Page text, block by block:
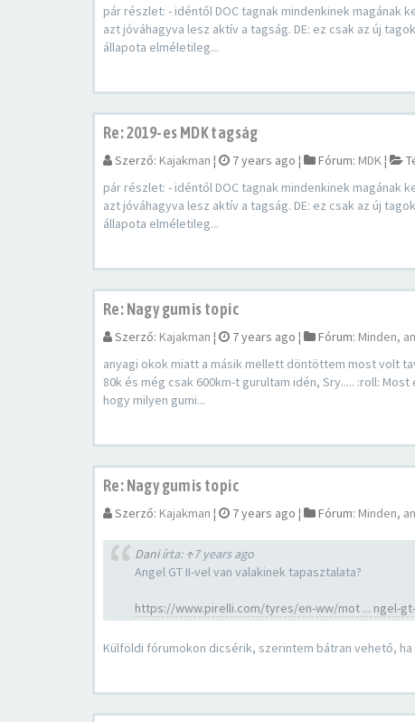
pár részlet: - idéntől DOC tagnak mindenkinek
azt jóváhagyva lesz aktív a tagság. DE: ez csak az új
állapota elméletileg...
Re: 2019-es MDK tagság
Szerző: Kajakman ¦ 7 years ago ¦ Fórum: MDK¦
pár részlet: - idéntől DOC tagnak mindenkinek
azt jóváhagyva lesz aktív a tagság. DE: ez csak az új
állapota elméletileg...
Re: Nagy gumis topic
Szerző: Kajakman ¦ 7 years ago ¦ Fórum: Minden,
anyagi okok miatt a másik mellett döntöttem most volt
80k és még csak 600km-t gurultam idén, Sry..... :roll:
hogy milyen gumi...
Re: Nagy gumis topic
Szerző: Kajakman ¦ 7 years ago ¦ Fórum: Minden,
Daniírta:↑7 years ago
Angel GT II-vel van valakinek tapasztalata?
https://www.pirelli.com/tyres/en-ww/mot ... ngel-
Külföldi fórumokon dicsérik, szerintem bátran vehető,